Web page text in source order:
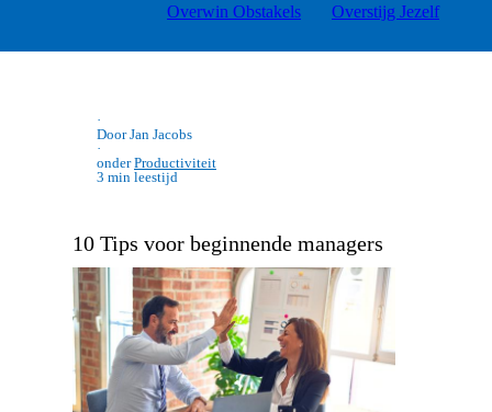
Overwin Obstakels Overstijg Jezelf
·
Door Jan Jacobs
·
onderProductiviteit
3 min leestijd
10 Tips voor beginnende managers